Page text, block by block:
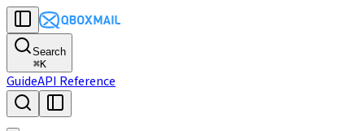
Search
⌘K
GuideAPI Reference